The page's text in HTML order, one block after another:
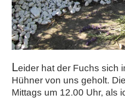
Leider hat der Fuchs sich
Hühner von uns geholt.
Mittags um 12.00 Uhr, als